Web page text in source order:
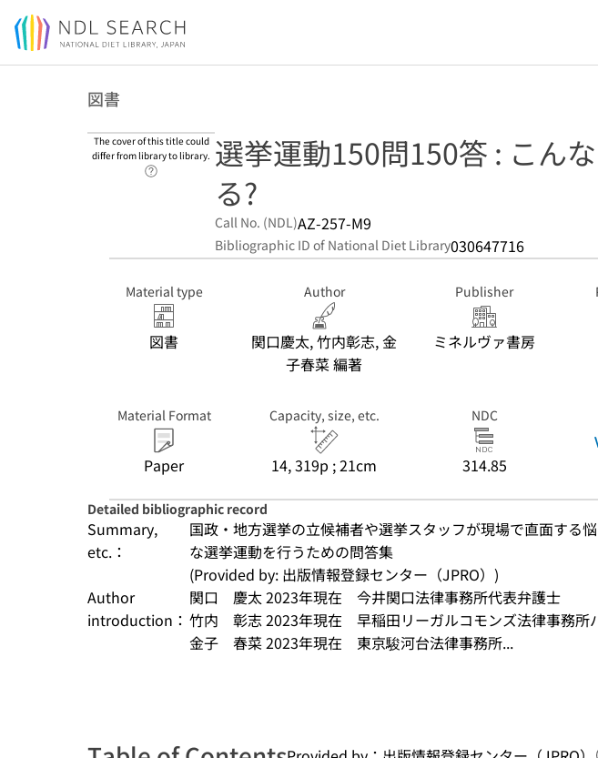
Jump to main content
図書
The cover of this title could
differ from library to library.
Link to Help Page
選挙運動150問150答 : こん
る?
Call No. (NDL)AZ-257-M9
Bibliographic ID of National Diet Library030647716
Material type
図書
Author
関口慶太, 竹内彰志, 金
子春菜 編著
Publisher
ミネルヴァ書房
Material Format
Paper
Capacity, size, etc.
14, 319p ; 21cm
NDC
314.85
Detailed bibliographic record
Summary,
etc.：
国政・地方選挙の立候補者や選挙スタッフが現場で直面する
な選挙運動を行うための問答集
(Provided by: 出版情報登録センター（JPRO）)
Author
introduction：
関口　慶太 2023年現在　今井関口法律事務所代表弁護士
竹内　彰志 2023年現在　早稲田リーガルコモンズ法律事務所
金子　春菜 2023年現在　東京駿河台法律事務所...